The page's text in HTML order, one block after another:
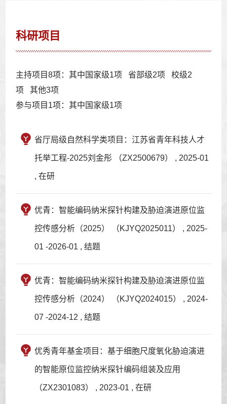
科研项目
主持项目8项：其中国家级1项 省部级2项 校级2
项 其他3项
参与项目1项：其中国家级1项
省厅局级自然科学类项目：江苏省青年科技人才
托举工程-2025刘金彤 （ZX2500679） , 2025-01
, 在研
优青：智能编码纳米探针构建及胁迫演进原位监
控传感分析（2025） （KJYQ2025011） , 2025-
01 -2026-01 , 结题
优青：智能编码纳米探针构建及胁迫演进原位监
控传感分析（2024） （KJYQ2024015） , 2024-
07 -2024-12 , 结题
优秀青年基金项目：基于细胞尺度氧化胁迫演进
的智能原位监控纳米探针编码组装及应用
（ZX2301083） , 2023-01 , 在研